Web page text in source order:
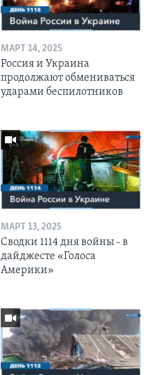
МАРТ 14, 2025
Россия и Украина
продолжают обмениваться
ударами беспилотников
МАРТ 13, 2025
Сводки 1114 дня войны - в
дайджесте «Голоса
Америки»